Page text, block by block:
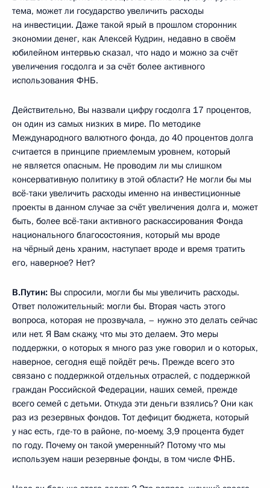
тема, может ли государство увеличить расходы
на инвестиции. Даже такой ярый в прошлом сторонник
экономии денег, как Алексей Кудрин, недавно в своём
юбилейном интервью сказал, что надо и можно за счёт
увеличения госдолга и за счёт более активного
использования ФНБ.
Действительно, Вы назвали цифру госдолга 17 процентов,
он один из самых низких в мире. По методике
Международного валютного фонда, до 40 процентов долга
считается в принципе приемлемым уровнем, который
не является опасным. Не проводим ли мы слишком
консервативную политику в этой области? Не могли бы мы
всё-таки увеличить расходы именно на инвестиционные
проекты в данном случае за счёт увеличения долга и, может
быть, более всё-таки активного раскассирования Фонда
национального благосостояния, который мы вроде
на чёрный день храним, наступает вроде и время тратить
его, наверное? Нет?
В.Путин: Вы спросили, могли бы мы увеличить расходы.
Ответ положительный: могли бы. Вторая часть этого
вопроса, которая не прозвучала, – нужно это делать сейчас
или нет. Я Вам скажу, что мы это делаем. Это меры
поддержки, о которых я много раз уже говорил и о которых,
наверное, сегодня ещё пойдёт речь. Прежде всего это
связано с поддержкой отдельных отраслей, с поддержкой
граждан Российской Федерации, наших семей, прежде
всего семей с детьми. Откуда эти деньги взялись? Они как
раз из резервных фондов. Тот дефицит бюджета, который
у нас есть, где-то в районе, по-моему, 3,9 процента будет
по году. Почему он такой умеренный? Потому что мы
используем наши резервные фонды, в том числе ФНБ.